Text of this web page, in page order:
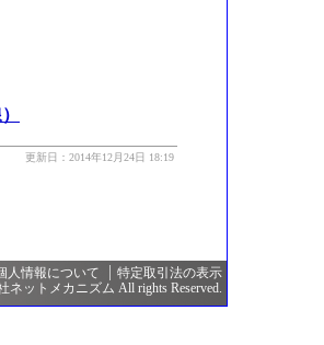
更新日：2014年12月24日 18:19
人情報について
特定取引法の表示
ネットメカニズム All rights Reserved.